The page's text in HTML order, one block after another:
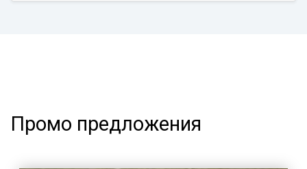
Промо предложения